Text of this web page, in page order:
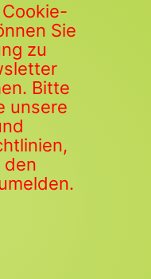
Sie
zu
Bitte
unsere
den